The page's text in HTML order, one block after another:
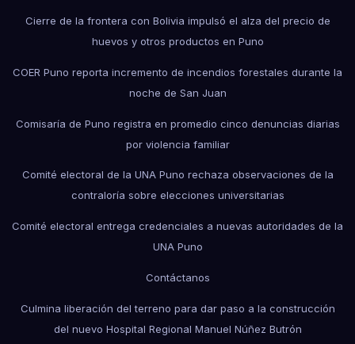
Cierre de la frontera con Bolivia impulsó el alza del precio de
huevos y otros productos en Puno
COER Puno reporta incremento de incendios forestales durante la
noche de San Juan
Comisaría de Puno registra en promedio cinco denuncias diarias
por violencia familiar
Comité electoral de la UNA Puno rechaza observaciones de la
contraloría sobre elecciones universitarias
Comité electoral entrega credenciales a nuevas autoridades de la
UNA Puno
Contáctanos
Culmina liberación del terreno para dar paso a la construcción
del nuevo Hospital Regional Manuel Núñez Butrón